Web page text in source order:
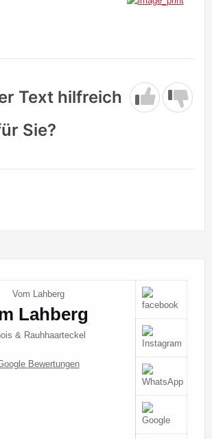
Text hilfreich
Sie?
Lahberg
& Rauhhaarteckel